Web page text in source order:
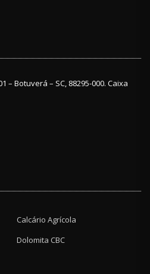
– Botuverá – SC, 88295-000. Caixa
Calcário Agrícola
Dolomita CBC